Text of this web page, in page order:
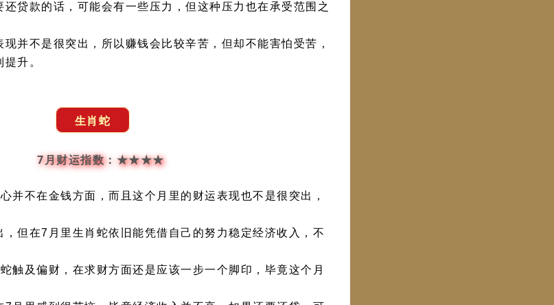
还贷款的话，可能会有一些压力，但这种压力也在承受范围之
并不是很突出，所以赚钱会比较辛苦，但却不能害怕受苦，
升。
生肖蛇
7月财运指数：★★★★
并不在金钱方面，而且这个月里的财运表现也不是很突出，
，但在7月里生肖蛇依旧能凭借自己的努力稳定经济收入，不
触及偏财，在求财方面还是应该一步一个脚印，毕竟这个月